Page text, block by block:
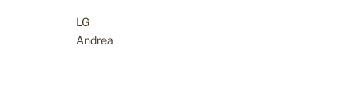
LG
Andrea